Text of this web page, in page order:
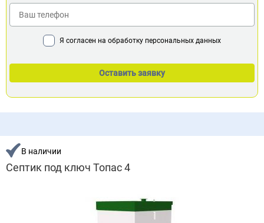
Я согласен на обработку персональных данных
В наличии
Септик под ключ Топас 4